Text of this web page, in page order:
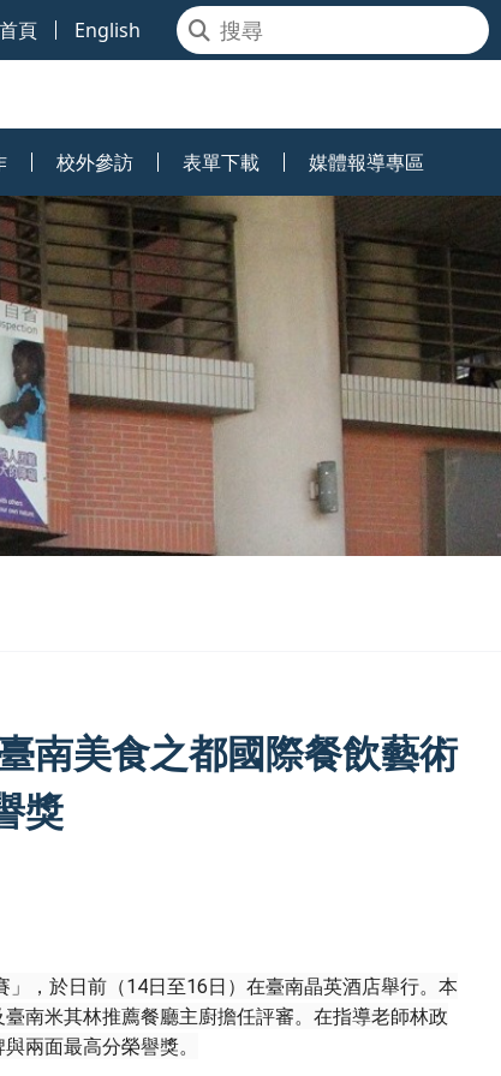
頁 English
校外參訪 表單下載 媒體報導專區
南美食之都國際餐飲藝術
獎
，於日前（14日至16日）在臺南晶英酒店舉行。本
南米其林推薦餐廳主廚擔任評審。在指導老師林政
兩面最高分榮譽獎。